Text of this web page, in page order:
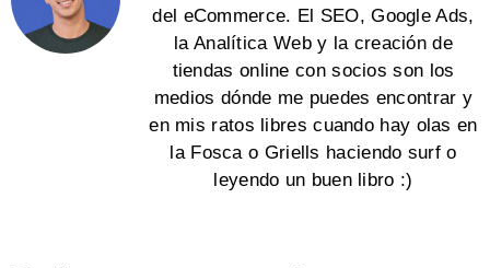
del eCommerce. El SEO, Google Ads,
la Analítica Web y la creación de
tiendas online con socios son los
medios dónde me puedes encontrar y
en mis ratos libres cuando hay olas en
la Fosca o Griells haciendo surf o
leyendo un buen libro :)